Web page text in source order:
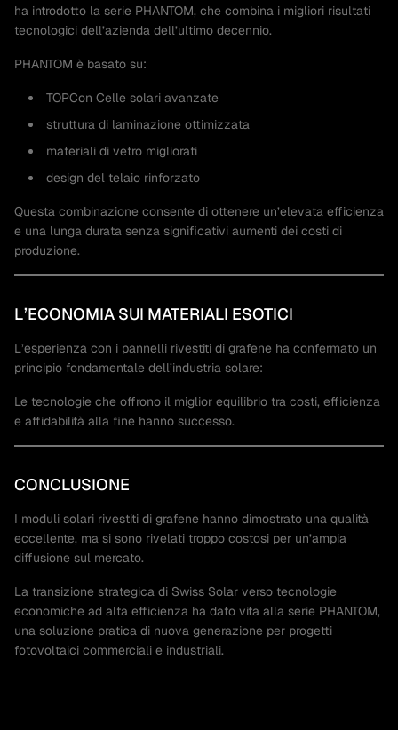
ha introdotto la serie PHANTOM, che combina i migliori risultati
tecnologici dell’azienda dell’ultimo decennio.
PHANTOM è basato su:
TOPCon Celle solari avanzate
struttura di laminazione ottimizzata
materiali di vetro migliorati
design del telaio rinforzato
Questa combinazione consente di ottenere un’elevata efficienza
e una lunga durata senza significativi aumenti dei costi di
produzione.
L’ECONOMIA SUI MATERIALI ESOTICI
L’esperienza con i pannelli rivestiti di grafene ha confermato un
principio fondamentale dell’industria solare:
Le tecnologie che offrono il miglior equilibrio tra costi, efficienza
e affidabilità alla fine hanno successo.
CONCLUSIONE
I moduli solari rivestiti di grafene hanno dimostrato una qualità
eccellente, ma si sono rivelati troppo costosi per un’ampia
diffusione sul mercato.
La transizione strategica di Swiss Solar verso tecnologie
economiche ad alta efficienza ha dato vita alla serie PHANTOM,
una soluzione pratica di nuova generazione per progetti
fotovoltaici commerciali e industriali.